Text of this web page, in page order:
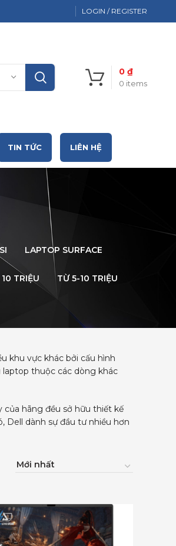
LOGIN / REGISTER
0 items
0₫
TIN TỨC LIÊN HỆ
LAPTOP SURFACE
TRIỆU TỪ 5-10 TRIỆU
khu vực khác bởi cấu hình
thuộc các dòng khác
của hãng đều sở hữu thiết kế
Dell dành sự đầu tư nhiều hơn